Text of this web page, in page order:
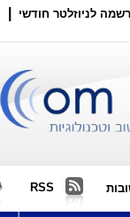
לניוזלטר חודשי
RSS